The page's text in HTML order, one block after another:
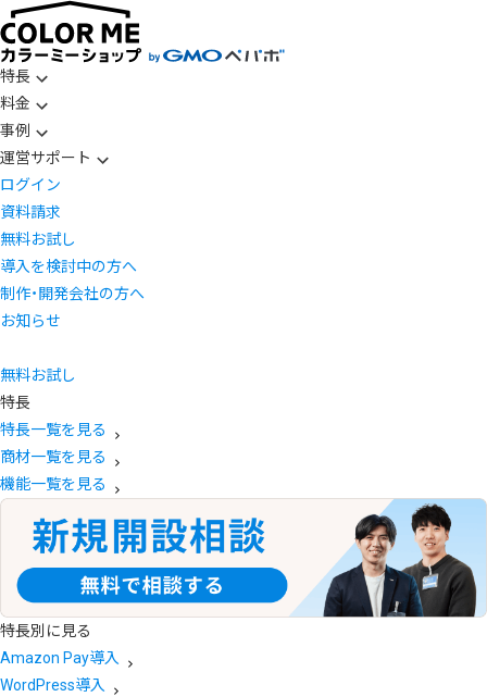
特長
料金
事例
運営サポート
ログイン
資料請求
無料お試し
導入を検討中の方へ
制作・開発会社の方へ
お知らせ
無料お試し
特長
特長一覧を見る
商材一覧を見る
機能一覧を見る
特長別に見る
Amazon Pay導入
WordPress導入